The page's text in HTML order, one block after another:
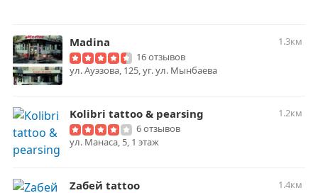
Madina
1.3км
16 отзывов
ул. Ауэзова, 125, уг. ул. Мынбаева
Kolibri tattoo & pearsing
1.2км
6 отзывов
ул. ​Манаса, 5, 1 этаж
Zабей tattoo
1.4км